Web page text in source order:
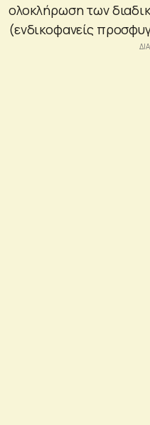
ολοκλήρωση των
(ενδικοφανείς